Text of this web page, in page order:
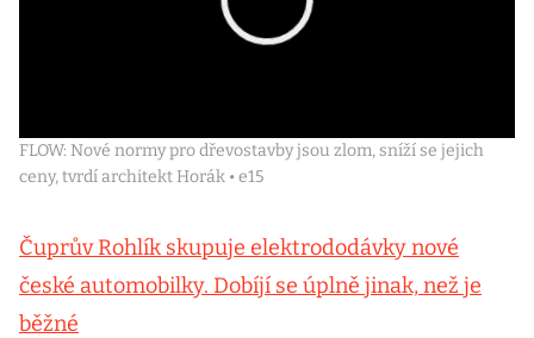
FLOW: Nové normy pro dřevostavby jsou zlom, sníží se jejich
ceny, tvrdí architekt Horák • e15
Čuprův Rohlík skupuje elektrododávky nové
české automobilky. Dobíjí se úplně jinak, než je
běžné